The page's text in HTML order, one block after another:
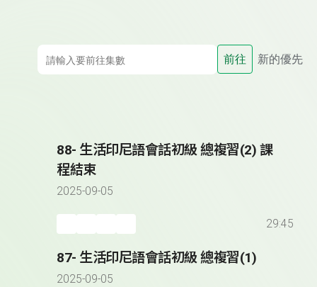
前往 新的優先
88- 生活印尼語會話初級 總複習(2) 課
程結束
2025-09-05
29:45
87- 生活印尼語會話初級 總複習(1)
2025-09-05